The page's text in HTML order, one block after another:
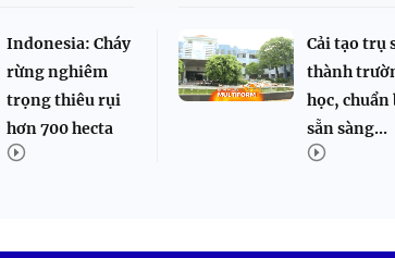
Indonesia: Cháy
rừng nghiêm
trọng thiêu rụi
hơn 700 hecta
Cải tạo trụ
thành
học, chuẩn
sẵn sàng...